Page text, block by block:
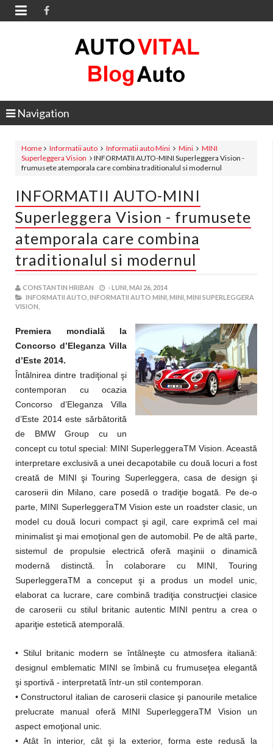

Navigation
Home Informatii auto Informatii auto Mini Mini
MINI
Superleggera Vision
INFORMATII AUTO-MINI Superleggera Vision -
frumusete atemporala care combina traditionalul si modernul
INFORMATII AUTO-MINI
Superleggera Vision - frumusete
atemporala care combina
traditionalul si modernul
CONSTANTIN HRIBAN -LUNI, MAI 26, 2014
INFORMATII AUTO, INFORMATII AUTO MINI, MINI, MINI SUPERLEGGERA
VISION,
Premiera mondială la
Concorso d’Eleganza Villa
d’Este 2014.
Întâlnirea dintre tradiţional şi
contemporan cu ocazia
Concorso d’Eleganza Villa
d’Este 2014 este sărbătorită
de BMW Group cu un
concept cu totul special: MINI SuperleggeraTM Vision. Această
interpretare exclusivă a unei decapotabile cu două locuri a fost
creată de MINI şi Touring Superleggera, casa de design şi
caroserii din Milano, care posedă o tradiţie bogată. Pe de-o
parte, MINI SuperleggeraTM Vision este un roadster clasic, un
model cu două locuri compact şi agil, care exprimă cel mai
minimalist şi mai emoţional gen de automobil. Pe de altă parte,
sistemul de propulsie electrică oferă maşinii o dinamică
modernă distinctă. În colaborare cu MINI, Touring
SuperleggeraTM a conceput şi a produs un model unic,
elaborat ca lucrare, care combină tradiţia construcţiei clasice
de caroserii cu stilul britanic autentic MINI pentru a crea o
apariţie estetică atemporală.
• Stilul britanic modern se întâlneşte cu atmosfera italiană:
designul emblematic MINI se îmbină cu frumuseţea elegantă
şi sportivă - interpretată într-un stil contemporan.
• Constructorul italian de caroserii clasice şi panourile metalice
prelucrate manual oferă MINI SuperleggeraTM Vision un
aspect emoţional unic.
• Atât în interior, cât şi la exterior, forma este redusă la